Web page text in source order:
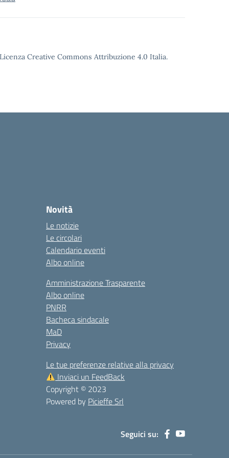
Creative Commons Attribuzione 4.0 Italia.
Novità
Le notizie
Le circolari
Calendario eventi
Albo online
Amministrazione Trasparente
Albo online
PNRR
Bacheca sindacale
MaD
Privacy
Le tue preferenze relative alla privacy
Inviaci un FeedBack
Copyright © 2023
Powered by Picieffe Srl
Seguici su: